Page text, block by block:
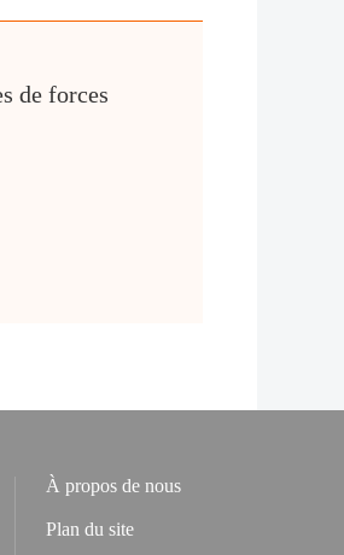
de forces
À propos de nous
Plan du site